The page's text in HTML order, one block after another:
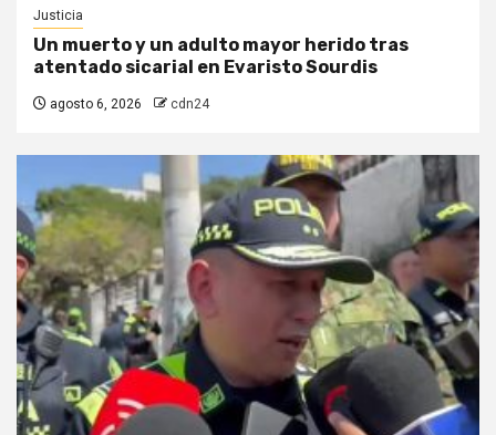
Justicia
Un muerto y un adulto mayor herido tras
atentado sicarial en Evaristo Sourdis
agosto 6, 2026 cdn24